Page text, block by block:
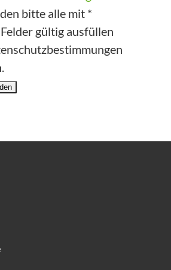
bitte alle mit *
gültig ausfüllen